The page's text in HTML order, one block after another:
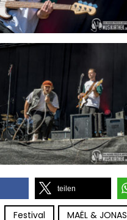
teilen
Festival MAËL & JONAS